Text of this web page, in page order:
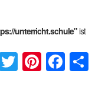
unterricht.schule"ist
Twitter